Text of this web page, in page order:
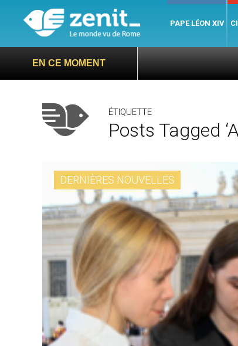
PAPE LÉON XIV
EN CE MOMENT
ÉTIQUETTE
Posts Tagged
DERNIÈRES NOUVELLES